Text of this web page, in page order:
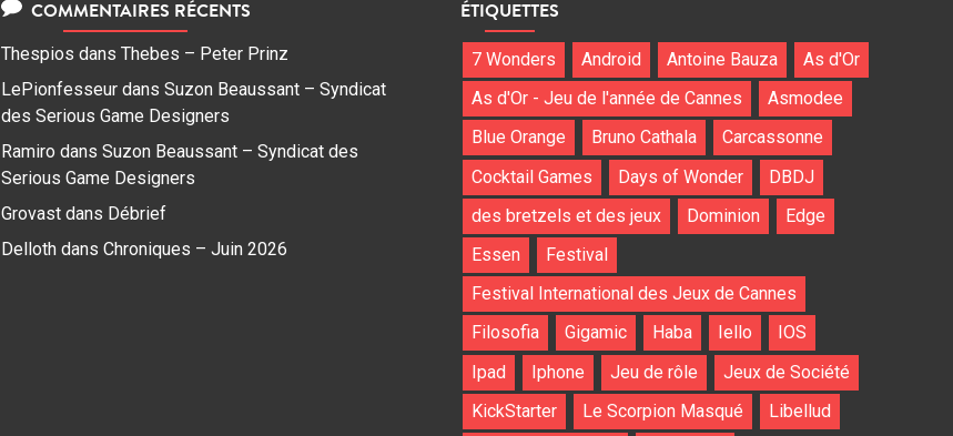
COMMENTAIRES RÉCENTS
Thespios dans Thebes – Peter Prinz
LePionfesseur dans Suzon Beaussant – Syndicat
des Serious Game Designers
Ramiro dans Suzon Beaussant – Syndicat des
Serious Game Designers
Grovast dans Débrief
Delloth dans Chroniques – Juin 2026
ÉTIQUETTES
7 Wonders Android Antoine Bauza
As d'Or
As d'Or - Jeu de l'année de Cannes
Asmodee
Blue Orange
Bruno Cathala
Carcassonne
Cocktail Games
Days of Wonder
DBDJ
des bretzels et des jeux
Dominion
Edge
Essen
Festival
Festival International des Jeux de Cannes
Filosofia
Gigamic Haba Iello
IOS
Ipad
Iphone Jeu de rôle
Jeux de Société
KickStarter
Le Scorpion Masqué
Libellud